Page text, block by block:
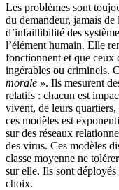
Les problèmes sont
du demandeur, jamais
d’infaillibilité des
l’élément humain. Elle
fonctionnent et que ceux
ingérables ou criminels.
morale ». Ils mesurent
relatifs : chacun est
vivent, de leurs
ces modèles est
sur des réseaux
des virus. Ces modèles
classe moyenne ne
sur elle. Ils sont déployés
choix.